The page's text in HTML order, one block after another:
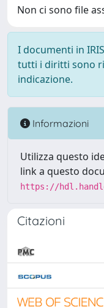
Non ci sono file
I documenti in
tutti i diritti sono
indicazione.
Informazioni
Utilizza questo
link a questo
https://
Citazioni